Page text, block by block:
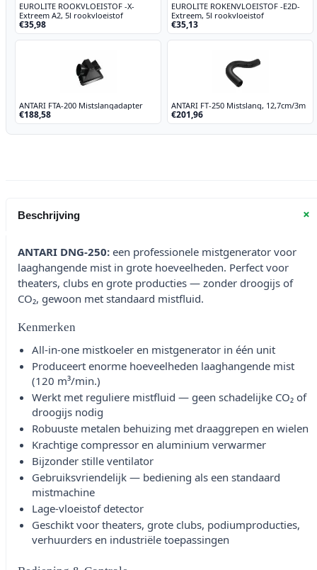
EUROLITE ROOKVLOEISTOF -X-
Extreem A2, 5l rookvloeistof
€35,98
EUROLITE ROKENVLOEISTOF -E2D-
Extreem, 5l rookvloeistof
€35,13
ANTARI FTA-200 Mistslangadapter
€188,58
ANTARI FT-250 Mistslang, 12,7cm/3m
€201,96
Beschrijving +
ANTARI DNG-250: een professionele mistgenerator voor
laaghangende mist in grote hoeveelheden. Perfect voor
theaters, clubs en grote producties — zonder droogijs of
CO₂, gewoon met standaard mistfluid.
Kenmerken
All-in-one mistkoeler en mistgenerator in één unit
Produceert enorme hoeveelheden laaghangende mist
(120 m³/min.)
Werkt met reguliere mistfluid — geen schadelijke CO₂ of
droogijs nodig
Robuuste metalen behuizing met draaggrepen en wielen
Krachtige compressor en aluminium verwarmer
Bijzonder stille ventilator
Gebruiksvriendelijk — bediening als een standaard
mistmachine
Lage-vloeistof detector
Geschikt voor theaters, grote clubs, podiumproducties,
verhuurders en industriële toepassingen